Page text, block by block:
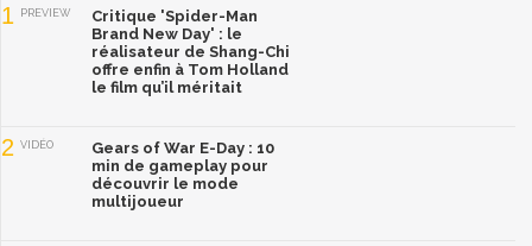
1 PREVIEW
Critique 'Spider-Man
Brand New Day' : le
réalisateur de Shang-Chi
offre enfin à Tom Holland
le film qu’il méritait
2 VIDÉO
Gears of War E-Day : 10
min de gameplay pour
découvrir le mode
multijoueur